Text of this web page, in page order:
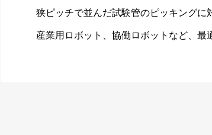
狭ピッチで並んだ試験管のピッキングに
産業用ロボット、協働ロボットなど、最